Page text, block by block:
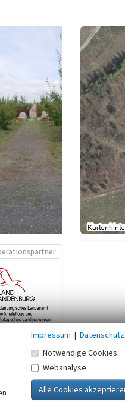
Impressum | Datenschutz
Notwendige Cookies
Webanalyse